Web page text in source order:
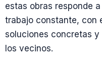
estas obras responde
trabajo constante, con
soluciones concretas
los vecinos.